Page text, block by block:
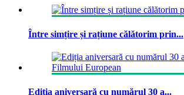
Între simțire și rațiune călătorim prin...
Ediția aniversară cu numărul 30 a...